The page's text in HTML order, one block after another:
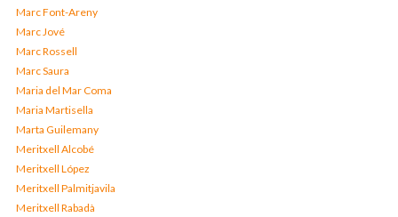
Marc Font-Areny
Marc Jové
Marc Rossell
Marc Saura
Maria del Mar Coma
Maria Martisella
Marta Guilemany
Meritxell Alcobé
Meritxell López
Meritxell Palmitjavila
Meritxell Rabadà